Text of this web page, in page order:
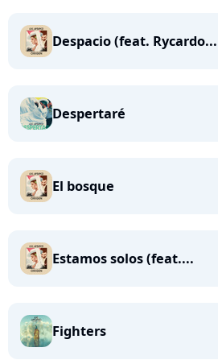
Despacio (feat. Rycardo...
Despertaré
El bosque
Estamos solos (feat....
Fighters